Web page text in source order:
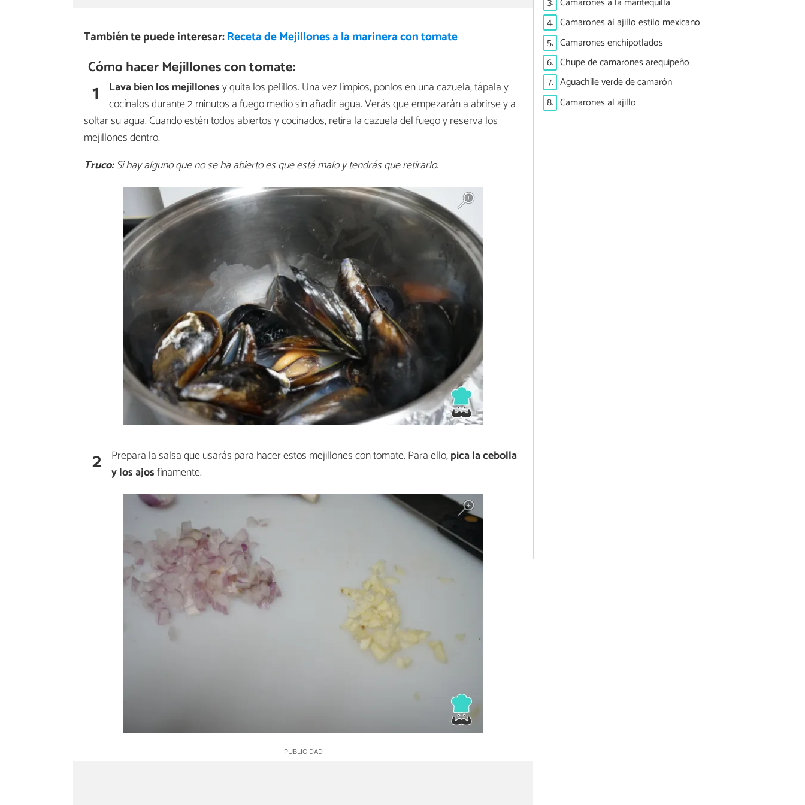
También te puede interesar:Receta de Mejillones a la marinera con tomate
Cómo hacer Mejillones con tomate:
1 Lava bien los mejillonesy quita los pelillos. Una vez limpios, ponlos en una cazuela, tápala y
cocínalos durante 2 minutos a fuego medio sin añadir agua. Verás que empezarán a abrirse y a
soltar su agua. Cuando estén todos abiertos y cocinados, retira la cazuela del fuego y reserva los
mejillones dentro.
Truco:Si hay alguno que no se ha abierto es que está malo y tendrás que retirarlo.
2 Prepara la salsa que usarás para hacer estos mejillones con tomate. Para ello,pica la cebolla
y los ajosfinamente.
4. Camarones al ajillo estilo mexicano
5. Camarones enchipotlados
6. Chupe de camarones arequipeño
7. Aguachile verde de camarón
8. Camarones al ajillo